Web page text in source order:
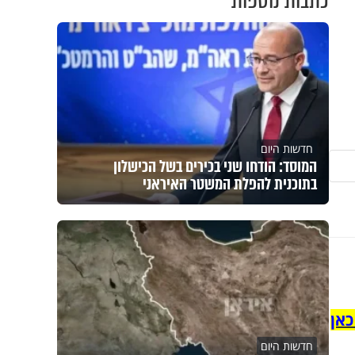
חדשות היום
המוסד: הודחו שני בכירים בשל הכישלון
בתוכנית להפלת המשטר האיראני
חדשות היום